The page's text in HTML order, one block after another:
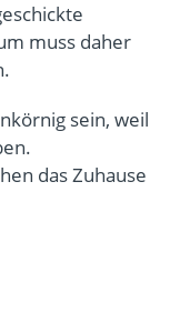
muss daher
sein, weil
das Zuhause